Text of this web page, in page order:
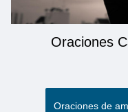
Oraciones
Oraciones de